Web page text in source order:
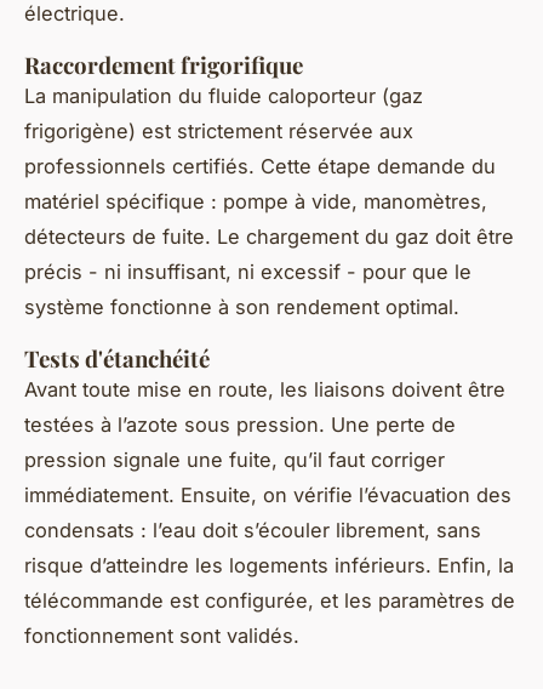
électrique.
Raccordement frigorifique
La manipulation du fluide caloporteur (gaz
frigorigène) est strictement réservée aux
professionnels certifiés. Cette étape demande du
matériel spécifique : pompe à vide, manomètres,
détecteurs de fuite. Le chargement du gaz doit être
précis - ni insuffisant, ni excessif - pour que le
système fonctionne à son rendement optimal.
Tests d'étanchéité
Avant toute mise en route, les liaisons doivent être
testées à l’azote sous pression. Une perte de
pression signale une fuite, qu’il faut corriger
immédiatement. Ensuite, on vérifie l’évacuation des
condensats : l’eau doit s’écouler librement, sans
risque d’atteindre les logements inférieurs. Enfin, la
télécommande est configurée, et les paramètres de
fonctionnement sont validés.